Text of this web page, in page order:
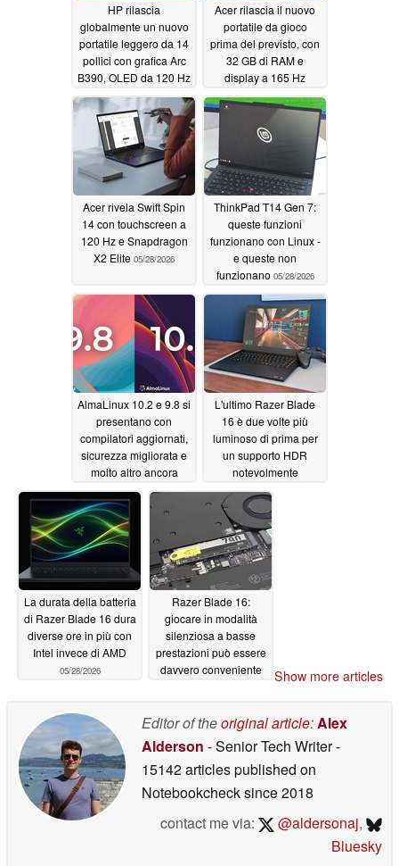
HP rilascia
globalmente un nuovo
portatile leggero da 14
pollici con grafica Arc
B390, OLED da 120 Hz
e 64 GB di RAM
05/29/2026
Acer rilascia il nuovo
portatile da gioco
prima del previsto, con
32 GB di RAM e
display a 165 Hz
05/28/2026
Acer rivela Swift Spin
14 con touchscreen a
120 Hz e Snapdragon
X2 Elite 05/28/2026
ThinkPad T14 Gen 7:
queste funzioni
funzionano con Linux -
e queste non
funzionano 05/28/2026
AlmaLinux 10.2 e 9.8 si
presentano con
compilatori aggiornati,
sicurezza migliorata e
molto altro ancora
05/28/2026
L'ultimo Razer Blade
16 è due volte più
luminoso di prima per
un supporto HDR
notevolmente
migliorato
La durata della batteria
di Razer Blade 16 dura
diverse ore in più con
Intel invece di AMD
05/28/2026
Razer Blade 16:
giocare in modalità
silenziosa a basse
prestazioni può essere
davvero conveniente
Show more articles
Editor of theoriginal article:Alex
Alderson - Senior Tech Writer-
15142 articles published on
Notebookchecksince 2018
contact me via:
@aldersonaj,
Bluesky